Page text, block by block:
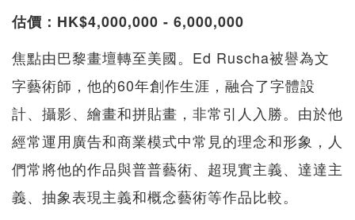
估價：HK$4,000,000 - 6,000,000
焦點由巴黎畫壇轉至美國。Ed Ruscha被譽為文
字藝術師，他的60年創作生涯，融合了字體設
計、攝影、繪畫和拼貼畫，非常引人入勝。由於他
經常運用廣告和商業模式中常見的理念和形象，人
們常將他的作品與普普藝術、超現實主義、達達主
義、抽象表現主義和概念藝術等作品比較。